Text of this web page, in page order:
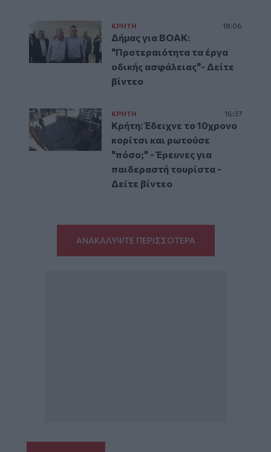
ΚΡΗΤΗ 18:06
Δήμας για ΒΟΑΚ:
"Προτεραιότητα τα έργα
οδικής ασφάλειας"- Δείτε
βίντεο
ΚΡΗΤΗ 16:37
Κρήτη: Έδειχνε το 10χρονο
κορίτσι και ρωτούσε
"πόσο;" - Έρευνες για
παιδεραστή τουρίστα -
Δείτε βίντεο
ΑΝΑΚΑΛΥΨΤΕ ΠΕΡΙΣΣΟΤΕΡΑ